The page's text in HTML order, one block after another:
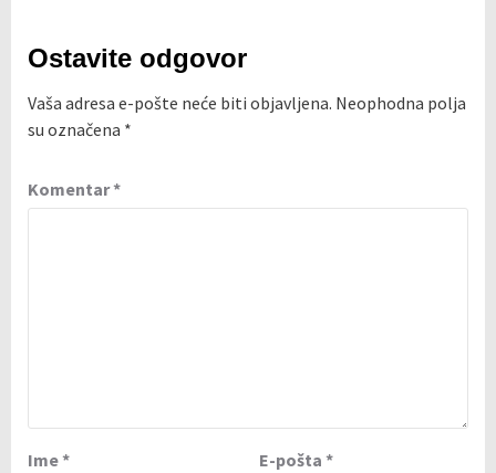
Ostavite odgovor
Vaša adresa e-pošte neće biti objavljena. Neophodna polja
su označena *
Komentar*
Ime* E-pošta *